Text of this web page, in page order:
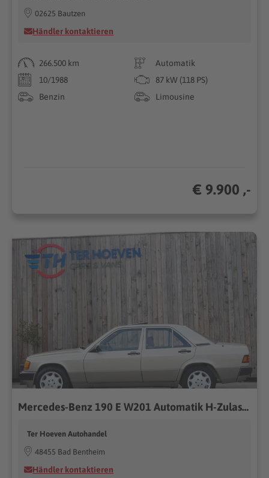
02625 Bautzen
Händler kontaktieren
266.500 km
Automatik
10/1988
87 kW (118 PS)
Benzin
Limousine
€ 9.900 ,-
Mercedes-Benz 190 E W201 Automatik H-Zulassung Schiebedach
Ter Hoeven Autohandel
48455 Bad Bentheim
Händler kontaktieren